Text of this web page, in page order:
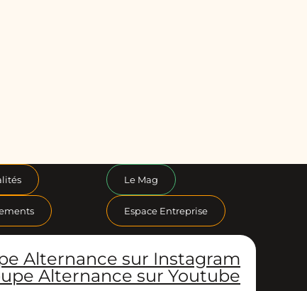
Le Mag
Espace Entreprise
Alternance sur Instagram
Alternance sur Youtube